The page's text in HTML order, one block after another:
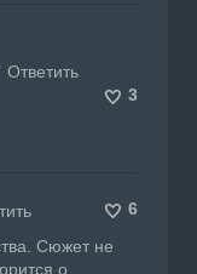
Ответить
3
6
Сюжет не
о